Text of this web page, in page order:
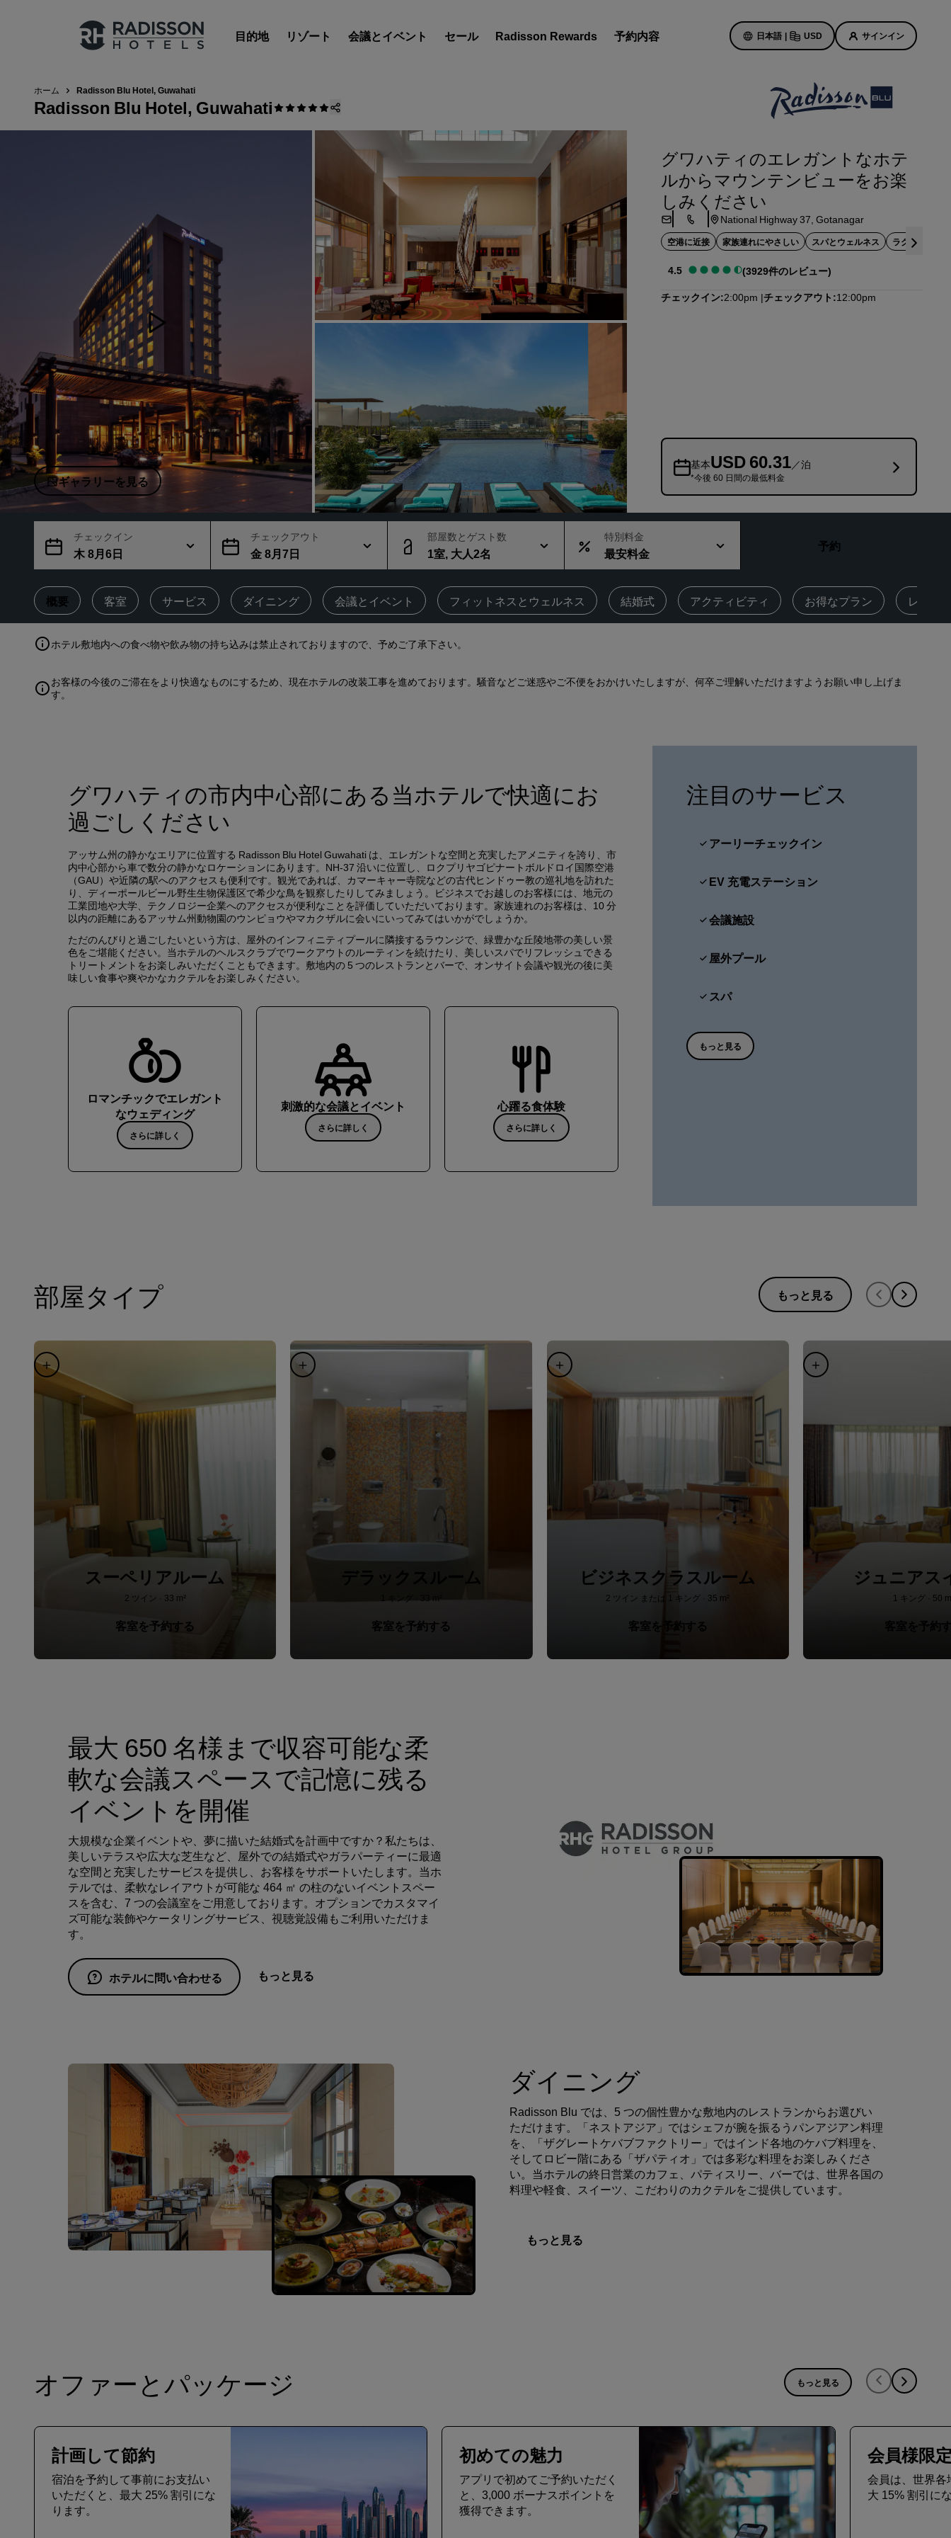
目的地 リゾート 会議とイベント セール Radisson Rewards 予約内容 日本語 | USD サインイン
Radisson Hotels のブランド
中国の関連ブランド
目的地
サービス付きアパートメント
新規オープンおよびオープン予定
のホテル
Radisson Meetings
Radisson Meetings をご紹介します
会議スペースを予約します
フライトを検索
フライトを検索
ダイニング
レストランを探す
デジタルサービス
Radisson Hotels アプリ
ホテルのセール
い
初回限定の予約特典
本日のセール
事前にご予約ください
パッケージをご覧ください
旅のアイデア
市内中心部にあるホテル
ブログをご覧ください
Radisson Rewards
ポイントの使用方法
ポイントを獲得する方法
Bookers and Planners
ホーム Radisson Blu Hotel, Guwahati
Radisson Blu Hotel, Guwahati
ギャラリーを見る
グワハティのエレガントなホテ
ルからマウンテンビューをお楽
しみください
National Highway 37, Gotanagar
空港に近接 家族連れにやさしい スパとウェルネス ラグジュアリ
4.5
(3929件のレビュー)
チェックイン 2:00pm チェックアウト 12:00pm
基本USD 60.31／泊
*今後 60 日間の最低料金
チェックイン
木 8月6日
チェックアウト
金 8月7日
部屋数とゲスト数
1室, 大人2名
特別料金
最安料金 予約
概要 客室 サービス ダイニング ‌会議とイベント ‌フィットネスとウェルネス 結婚式 アクティビティ お得なプラン レビュ
ホテル敷地内への食べ物や飲み物の持ち込みは禁止されておりますので、予めご了承下さい。
お客様の今後のご滞在をより快適なものにするため、現在ホテルの改装工事を進めております。騒音などご迷惑やご不便をおかけいたしますが、何卒ご理解いただけますようお願い申し上げま
す。
グワハティの市内中心部にある当ホテルで快適にお
過ごしください
アッサム州の静かなエリアに位置する Radisson Blu Hotel Guwahati は、エレガントな空間と充実したアメニティを誇り、市
内中心部から車で数分の静かなロケーションにあります。NH-37 沿いに位置し、ロクプリヤゴピナートボルドロイ国際空港
（GAU）や近隣の駅へのアクセスも便利です。観光であれば、カマーキャー寺院などの古代ヒンドゥー教の巡礼地を訪れた
り、ディーポールビール野生生物保護区で希少な鳥を観察したりしてみましょう。ビジネスでお越しのお客様には、地元の
工業団地や大学、テクノロジー企業へのアクセスが便利なことを評価していただいております。家族連れのお客様は、10 分
以内の距離にあるアッサム州動物園のウンピョウやマカクザルに会いにいってみてはいかがでしょうか。
ただのんびりと過ごしたいという方は、屋外のインフィニティプールに隣接するラウンジで、緑豊かな丘陵地帯の美しい景
色をご堪能ください。当ホテルのヘルスクラブでワークアウトのルーティンを続けたり、美しいスパでリフレッシュできる
トリートメントをお楽しみいただくこともできます。敷地内の 5 つのレストランとバーで、オンサイト会議や観光の後に美
味しい食事や爽やかなカクテルをお楽しみください。
ロマンチックでエレガント
なウェディング
さらに詳しく
刺激的な会議とイベント
さらに詳しく
心躍る食体験
さらに詳しく
注目のサービス
アーリーチェックイン
EV 充電ステーション
会議施設
屋外プール
スパ
もっと見る
部屋タイプ もっと見る
スーペリアルーム
2 ツイン · 33 m²
客室を予約する 客室を予約する
ビジネスクラスルーム
2 ツイン または 1 キング · 35 m²
客室を予約する
ジュニアス
1 キング · 50
客室を予約
最大 650 名様まで収容可能な柔
軟な会議スペースで記憶に残る
イベントを開催
大規模な企業イベントや、夢に描いた結婚式を計画中ですか？私たちは、
美しいテラスや広大な芝生など、屋外での結婚式やガラパーティーに最適
な空間と充実したサービスを提供し、お客様をサポートいたします。当ホ
テルでは、柔軟なレイアウトが可能な 464 ㎡ の柱のないイベントスペー
スを含む、7 つの会議室をご用意しております。オプションでカスタマイ
ズ可能な装飾やケータリングサービス、視聴覚設備もご利用いただけま
す。
ホテルに問い合わせる もっと見る
ダイニング
Radisson Blu では、5 つの個性豊かな敷地内のレストランからお選びい
ただけます。「ネストアジア」ではシェフが腕を振るうパンアジアン料理
を、「ザグレートケバブファクトリー」ではインド各地のケバブ料理を、
そしてロビー階にある「ザパティオ」では多彩な料理をお楽しみくださ
い。当ホテルの終日営業のカフェ、パティスリー、バーでは、世界各国の
料理や軽食、スイーツ、こだわりのカクテルをご提供しています。
もっと見る
オファーとパッケージ もっと見る
計画して節約
宿泊を予約して事前にお支払い
いただくと、最大 25% 割引にな
ります。
初めての魅力
アプリで初めてご予約いただく
と、3,000 ボーナスポイントを
獲得できます。
会員様限
会員は、世界
大 15% 割引に